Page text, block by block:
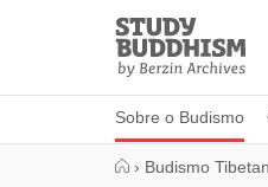
Study
Buddhism
Home
Sobre o Budismo
› Budismo